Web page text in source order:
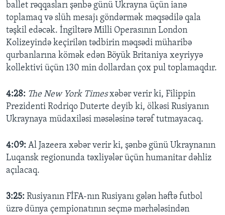
ballet rəqqasları şənbə günü Ukrayna üçün ianə
toplamaq və slüh mesajı göndərmək məqsədilə qala
təşkil edəcək. İngiltərə Milli Operasının London
Kolizeyində keçirilən tədbirin məqsədi müharibə
qurbanlarına kömək edən Böyük Britaniya xeyriyyə
kollektivi üçün 130 min dollardan çox pul toplamaqdır.
4:28: The New York Timesxəbər verir ki, Filippin
Prezidenti Rodriqo Duterte deyib ki, ölkəsi Rusiyanın
Ukraynaya müdaxiləsi məsələsinə tərəf tutmayacaq.
4:09: Al Jazeera xəbər verir ki, şənbə günü Ukraynanın
Luqansk regionunda təxliyələr üçün humanitar dəhliz
açılacaq.
3:25: Rusiyanın FİFA-nın Rusiyanı gələn həftə futbol
üzrə dünya çempionatının seçmə mərhələsindən